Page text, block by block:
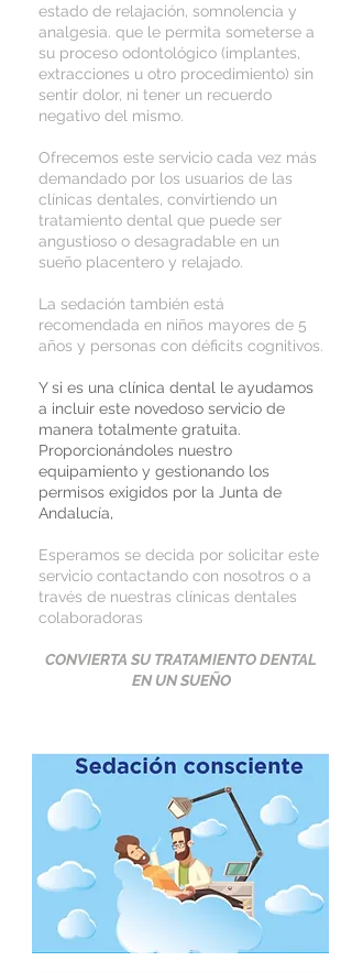
estado de relajación, somnolencia y
analgesia. que le permita someterse a
su proceso odontológico (implantes,
extracciones u otro procedimiento) sin
sentir dolor, ni tener un recuerdo
negativo del mismo.
Ofrecemos este servicio cada vez más
demandado por los usuarios de las
clínicas dentales, convirtiendo un
tratamiento dental que puede ser
angustioso o desagradable en un
sueño placentero y relajado.
La sedación también está
recomendada en niños mayores de 5
años y personas con déficits cognitivos.
Y si es una clínica dental le ayudamos
a incluir este novedoso servicio de
manera totalmente gratuita.
Proporcionándoles nuestro
equipamiento y gestionando los
permisos exigidos por la Junta de
Andalucía,
Esperamos se decida por solicitar este
servicio contactando con nosotros o a
través de nuestras clínicas dentales
colaboradoras
CONVIERTA SU TRATAMIENTO DENTAL
EN UN SUEÑO